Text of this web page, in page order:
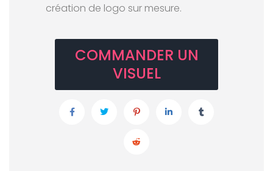
création de logo sur mesure.
COMMANDER UN
VISUEL